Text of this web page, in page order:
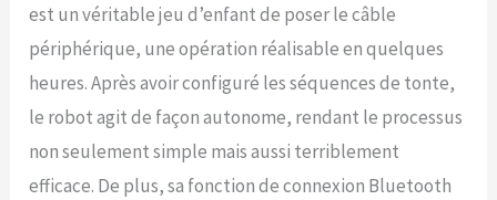
est un véritable jeu d’enfant de poser le câble
périphérique, une opération réalisable en quelques
heures. Après avoir configuré les séquences de tonte,
le robot agit de façon autonome, rendant le processus
non seulement simple mais aussi terriblement
efficace. De plus, sa fonction de connexion Bluetooth